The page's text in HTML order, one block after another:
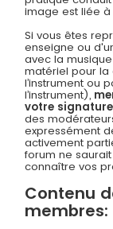
image est liée
Si vous êtes
enseigne ou
avec la
matériel pour
l’instrument ou
l’instrument),
votre signature
des
expressément
activement
forum ne
connaître vos
Contenu
membres: